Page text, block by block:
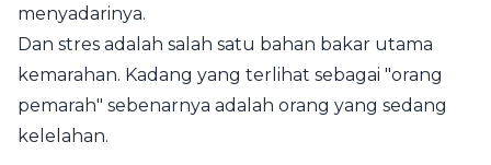
menyadarinya.
Dan stres adalah salah satu bahan bakar utama
kemarahan. Kadang yang terlihat sebagai "orang
pemarah" sebenarnya adalah orang yang sedang
kelelahan.